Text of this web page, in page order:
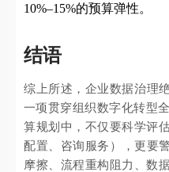
10%–15%的预算弹性。
结语
综上所述，企业数据治理
一项贯穿组织数字化转型
算规划中，不仅要科学评
配置、咨询服务），更
摩擦、流程重构阻力、数